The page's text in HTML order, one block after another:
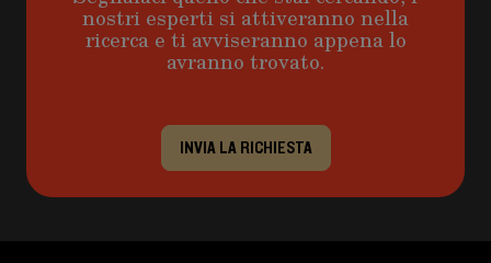
nostri esperti si attiveranno nella
ricerca e ti avviseranno appena lo
avranno trovato.
INVIA LA RICHIESTA